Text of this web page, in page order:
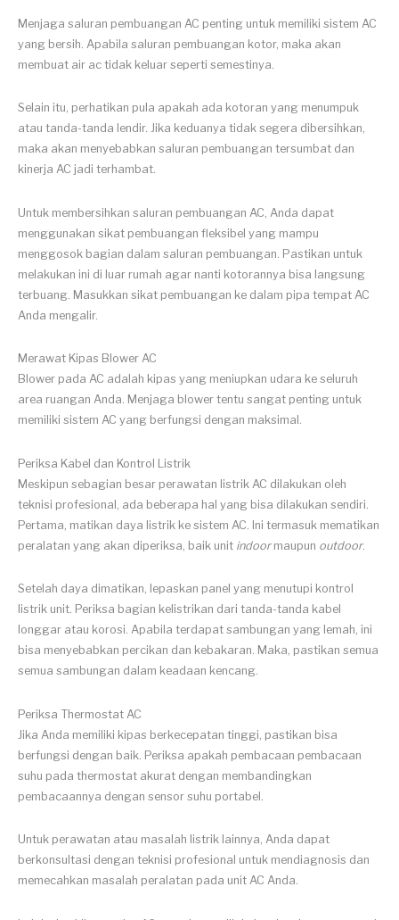
Menjaga saluran pembuangan AC penting untuk memiliki sistem AC
yang bersih. Apabila saluran pembuangan kotor, maka akan
membuat air ac tidak keluar seperti semestinya.
Selain itu, perhatikan pula apakah ada kotoran yang menumpuk
atau tanda-tanda lendir. Jika keduanya tidak segera dibersihkan,
maka akan menyebabkan saluran pembuangan tersumbat dan
kinerja AC jadi terhambat.
Untuk membersihkan saluran pembuangan AC, Anda dapat
menggunakan sikat pembuangan fleksibel yang mampu
menggosok bagian dalam saluran pembuangan. Pastikan untuk
melakukan ini di luar rumah agar nanti kotorannya bisa langsung
terbuang. Masukkan sikat pembuangan ke dalam pipa tempat AC
Anda mengalir.
Merawat Kipas Blower AC
Blower pada AC adalah kipas yang meniupkan udara ke seluruh
area ruangan Anda. Menjaga blower tentu sangat penting untuk
memiliki sistem AC yang berfungsi dengan maksimal.
Periksa Kabel dan Kontrol Listrik
Meskipun sebagian besar perawatan listrik AC dilakukan oleh
teknisi profesional, ada beberapa hal yang bisa dilakukan sendiri.
Pertama, matikan daya listrik ke sistem AC. Ini termasuk mematikan
peralatan yang akan diperiksa, baik unit indoormaupun outdoor.
Setelah daya dimatikan, lepaskan panel yang menutupi kontrol
listrik unit. Periksa bagian kelistrikan dari tanda-tanda kabel
longgar atau korosi. Apabila terdapat sambungan yang lemah, ini
bisa menyebabkan percikan dan kebakaran. Maka, pastikan semua
semua sambungan dalam keadaan kencang.
Periksa Thermostat AC
Jika Anda memiliki kipas berkecepatan tinggi, pastikan bisa
berfungsi dengan baik. Periksa apakah pembacaan pembacaan
suhu pada thermostat akurat dengan membandingkan
pembacaannya dengan sensor suhu portabel.
Untuk perawatan atau masalah listrik lainnya, Anda dapat
berkonsultasi dengan teknisi profesional untuk mendiagnosis dan
memecahkan masalah peralatan pada unit AC Anda.